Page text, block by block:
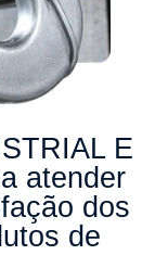
E
atender
dos
de